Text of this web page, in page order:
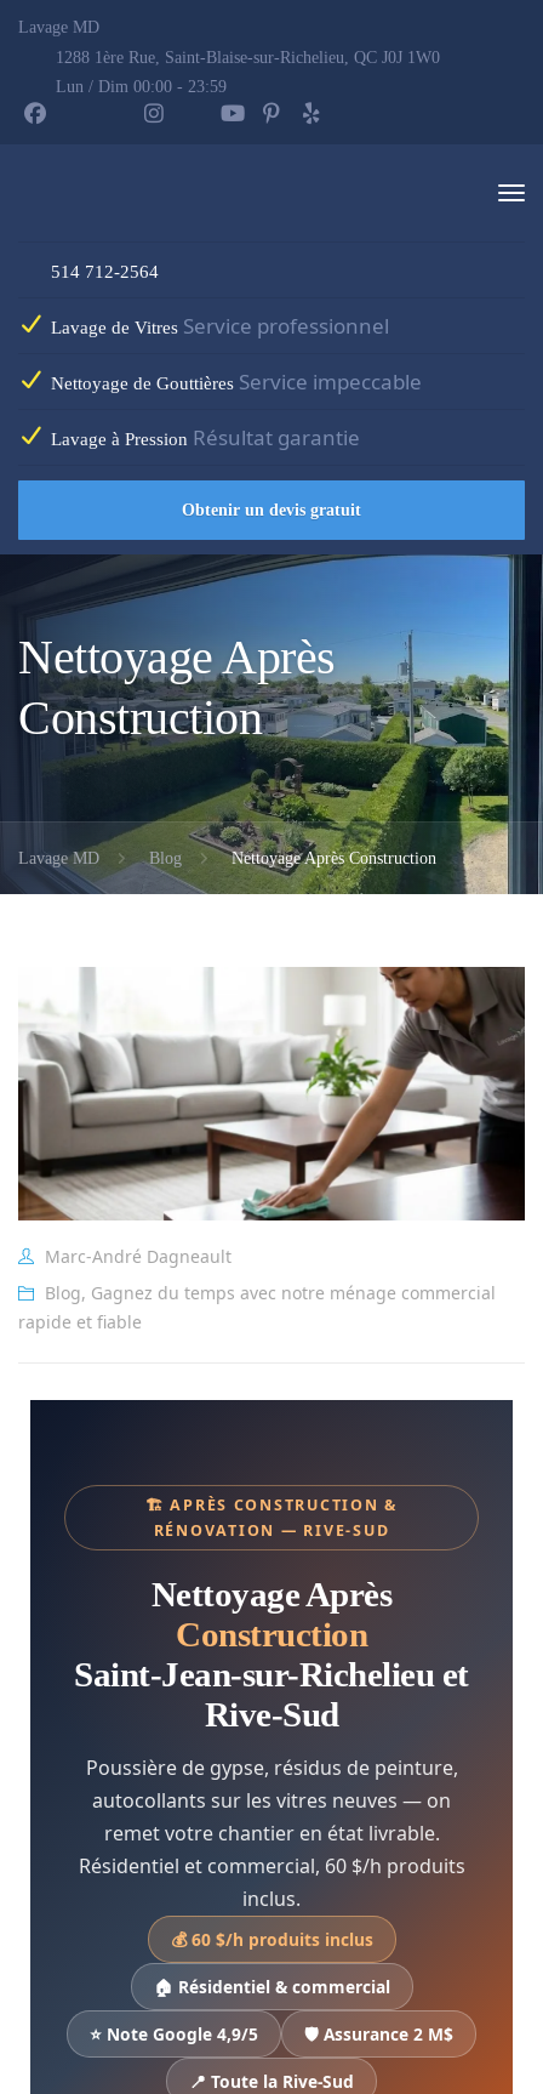
Lavage MD
1288 1ère Rue, Saint-Blaise-sur-Richelieu, QC J0J 1W0
Lun / Dim 00:00 - 23:59
514 712-2564
Lavage de Vitres Service professionnel
Nettoyage de Gouttières Service impeccable
Lavage à Pression Résultat garantie
Obtenir un devis gratuit
Nettoyage Après
Construction
Lavage MD Blog Nettoyage Après Construction
Marc-André Dagneault
Blog, Gagnez du temps avec notre ménage commercial
rapide et fiable
🏗️ APRÈS CONSTRUCTION &
RÉNOVATION — RIVE-SUD
Nettoyage Après
Construction
Saint-Jean-sur-Richelieu et
Rive-Sud
Poussière de gypse, résidus de peinture,
autocollants sur les vitres neuves — on
remet votre chantier en état livrable.
Résidentiel et commercial, 60 $/h produits
inclus.
💰 60 $/h produits inclus
🏠 Résidentiel & commercial
⭐ Note Google 4,9/5 🛡️ Assurance 2 M$
📍 Toute la Rive-Sud